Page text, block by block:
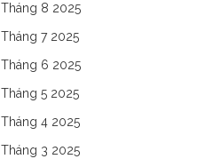
Tháng 8 2025
Tháng 7 2025
Tháng 6 2025
Tháng 5 2025
Tháng 4 2025
Tháng 3 2025